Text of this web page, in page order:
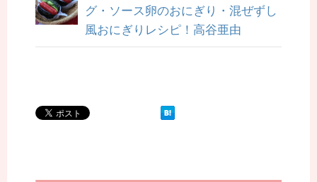
グ・ソース卵のおにぎり・混ぜずし
風おにぎりレシピ！高谷亜由